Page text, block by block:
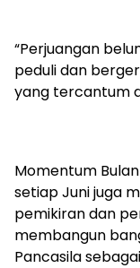
“Perjuangan
peduli dan
yang tercantum
Momentum
setiap Juni juga
pemikiran dan
membangun
Pancasila